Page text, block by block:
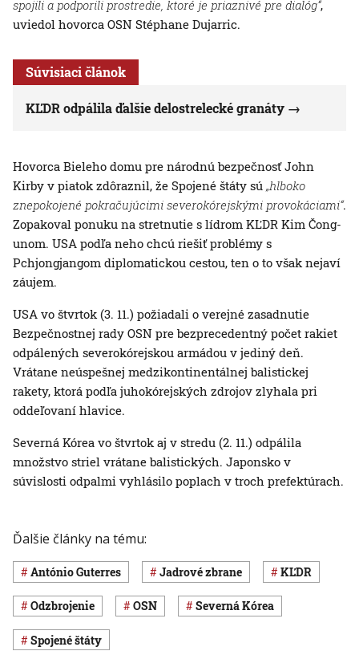
spojili a podporili prostredie, ktoré je priaznivé pre dialóg“,
uviedol hovorca OSN Stéphane Dujarric.
Súvisiaci článok
KĽDR odpálila ďalšie delostrelecké granáty
Hovorca Bieleho domu pre národnú bezpečnosť John
Kirby v piatok zdôraznil, že Spojené štáty sú „hlboko
znepokojené pokračujúcimi severokórejskými provokáciami“.
Zopakoval ponuku na stretnutie s lídrom KĽDR Kim Čong-
unom. USA podľa neho chcú riešiť problémy s
Pchjongjangom diplomatickou cestou, ten o to však nejaví
záujem.
USA vo štvrtok (3. 11.) požiadali o verejné zasadnutie
Bezpečnostnej rady OSN pre bezprecedentný počet rakiet
odpálených severokórejskou armádou v jediný deň.
Vrátane neúspešnej medzikontinentálnej balistickej
rakety, ktorá podľa juhokórejských zdrojov zlyhala pri
oddeľovaní hlavice.
Severná Kórea vo štvrtok aj v stredu (2. 11.) odpálila
množstvo striel vrátane balistických. Japonsko v
súvislosti odpalmi vyhlásilo poplach v troch prefektúrach.
Ďalšie články na tému:
António Guterres jadrové zbrane KĽDR
odzbrojenie OSN Severná Kórea
Spojené štáty